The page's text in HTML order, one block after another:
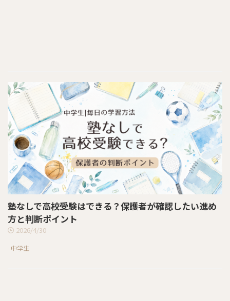
塾なしで高校受験はできる？保護者が確認したい進め
方と判断ポイント
2026/4/30
中学生